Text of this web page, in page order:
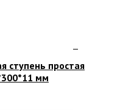
ступень простая
мм